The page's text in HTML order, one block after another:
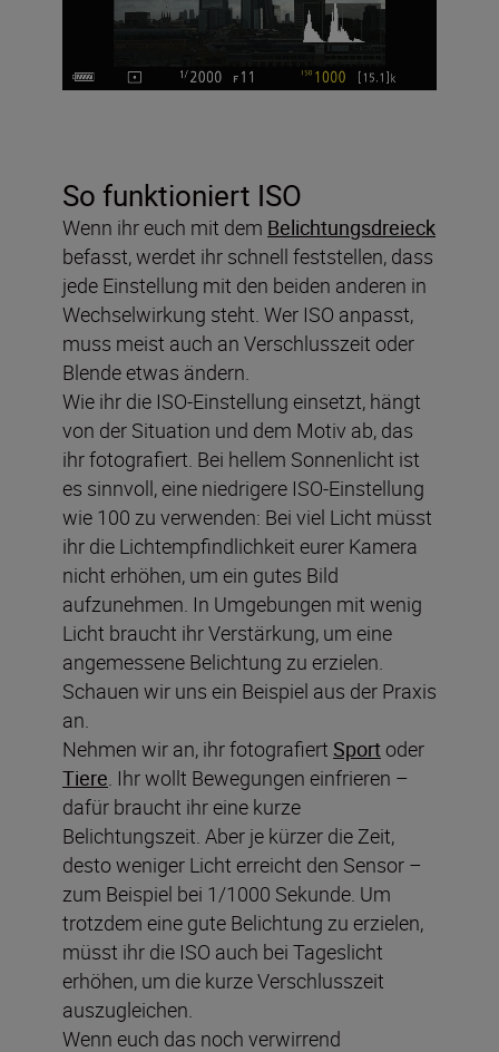
So funktioniert ISO
Wenn ihr euch mit dem Belichtungsdreieck
befasst, werdet ihr schnell feststellen, dass
jede Einstellung mit den beiden anderen in
Wechselwirkung steht. Wer ISO anpasst,
muss meist auch an Verschlusszeit oder
Blende etwas ändern.
Wie ihr die ISO-Einstellung einsetzt, hängt
von der Situation und dem Motiv ab, das
ihr fotografiert. Bei hellem Sonnenlicht ist
es sinnvoll, eine niedrigere ISO-Einstellung
wie 100 zu verwenden: Bei viel Licht müsst
ihr die Lichtempfindlichkeit eurer Kamera
nicht erhöhen, um ein gutes Bild
aufzunehmen. In Umgebungen mit wenig
Licht braucht ihr Verstärkung, um eine
angemessene Belichtung zu erzielen.
Schauen wir uns ein Beispiel aus der Praxis
an.
Nehmen wir an, ihr fotografiert Sport oder
Tiere . Ihr wollt Bewegungen einfrieren –
dafür braucht ihr eine kurze
Belichtungszeit. Aber je kürzer die Zeit,
desto weniger Licht erreicht den Sensor –
zum Beispiel bei 1/1000 Sekunde. Um
trotzdem eine gute Belichtung zu erzielen,
müsst ihr die ISO auch bei Tageslicht
erhöhen, um die kurze Verschlusszeit
auszugleichen.
Wenn euch das noch verwirrend